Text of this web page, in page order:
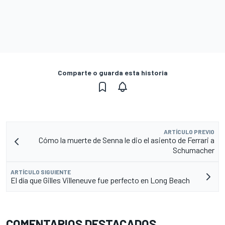
Comparte o guarda esta historia
ARTÍCULO PREVIO
Cómo la muerte de Senna le dio el asiento de Ferrari a
Schumacher
ARTÍCULO SIGUIENTE
El día que Gilles Villeneuve fue perfecto en Long Beach